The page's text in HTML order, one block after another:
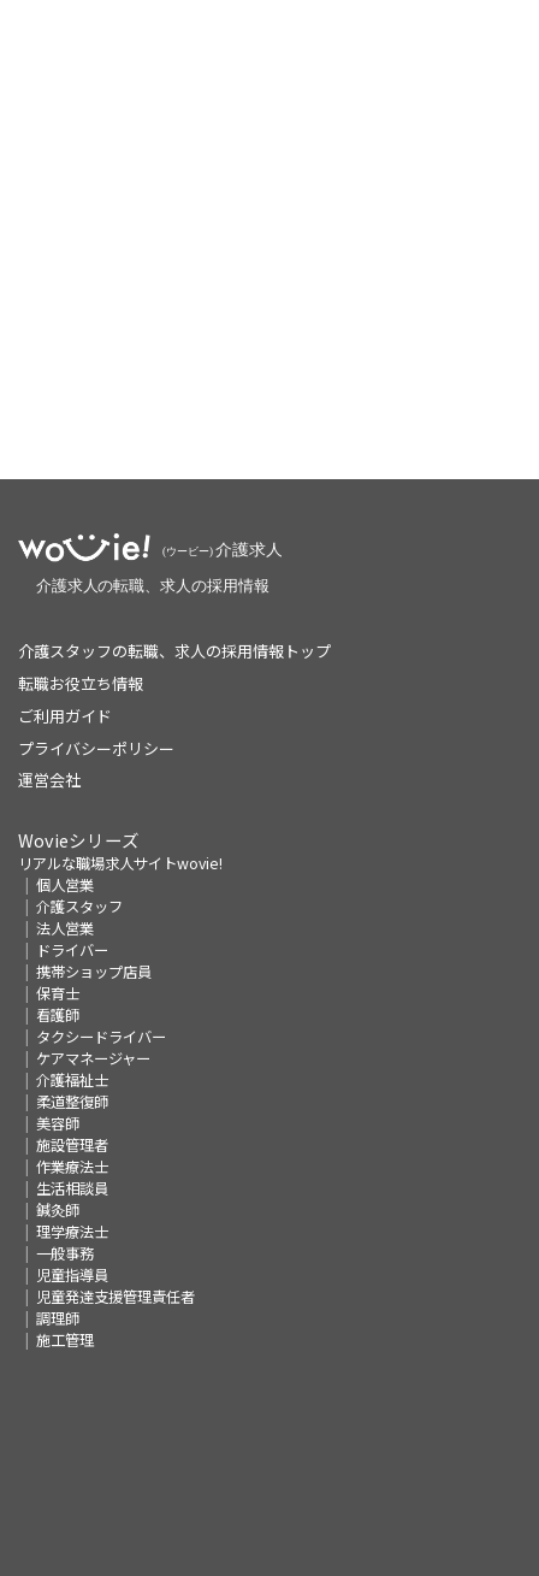
介護スタッフの転職、求人の採用情報トップ
転職お役立ち情報
ご利用ガイド
プライバシーポリシー
運営会社
Wovieシリーズ
リアルな職場求人サイトwovie!
個人営業
介護スタッフ
法人営業
ドライバー
携帯ショップ店員
保育士
看護師
タクシードライバー
ケアマネージャー
介護福祉士
柔道整復師
美容師
施設管理者
作業療法士
生活相談員
鍼灸師
理学療法士
一般事務
児童指導員
児童発達支援管理責任者
調理師
施工管理